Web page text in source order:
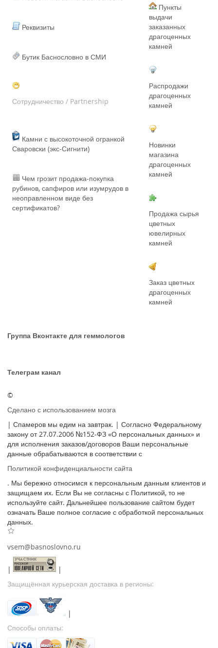
Реквизиты
Бутик Баснословно в СМИ
Сотрудничество / Partnership
Камни с высокоточной огранкой
Сваровски (экс-Сигнити)
Чем грозит продажа-покупка
рубинов, сапфиров или изумрудов в
неоправленном виде без
сертификатов?
Пункты
выдачи
заказанных
драгоценных
камней
Распродажи
драгоценных
камней
Новинки
магазина
драгоценных
камней
Продажа сырья
цветных
ювелирных
камней
Заказ цветных
драгоценных
камней
Группа Вконтакте для геммологов
Телеграм канал
©
Сделано с использованием мозга
| Спамеров мы едим на завтрак. | Согласно Федеральному
закону от 27.07.2006 №152-ФЗ «О персональных данных» и
для исполнения заказов/договоров Ваши персональные
данные обрабатываются в соответствии с
Политикой конфиденциальности сайта
. Мы бережно относимся к персональным данным клиентов и
защищаем их. Если Вы не согласны с Политикой, то не
используйте сайт. Дальнейшее пользование сайтом будет
означать Ваше полное согласие с обработкой персональных
данных.
vsem@basnoslovno.ru
|
|
Защищённая курьерская доставка в регионы:
|
Способы оплаты: